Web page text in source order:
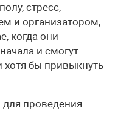
стресс,
и организатором,
когда они
и смогут
хотя бы привыкнуть
проведения